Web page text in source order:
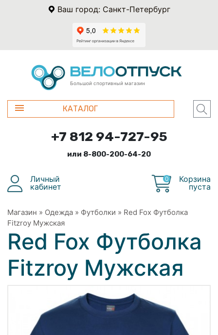
Ваш город: Санкт-Петербург
Большой спортивный магазин
КАТАЛОГ
+7 812 94-727-95
или 8-800-200-64-20
Личный
кабинет
0
Корзина
пуста
Магазин » Одежда » Футболки » Red Fox Футболка
Fitzroy Мужская
Red Fox Футболка
Fitzroy Мужская